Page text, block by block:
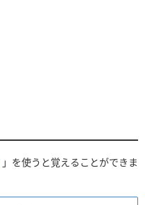
」を使うと覚えることができま